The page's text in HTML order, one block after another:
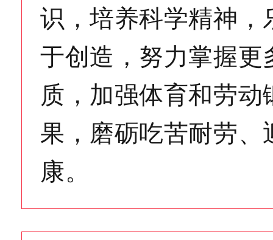
识，培养科学精神
于创造，努力掌握
质，加强体育和劳
果，磨砺吃苦耐劳
康。